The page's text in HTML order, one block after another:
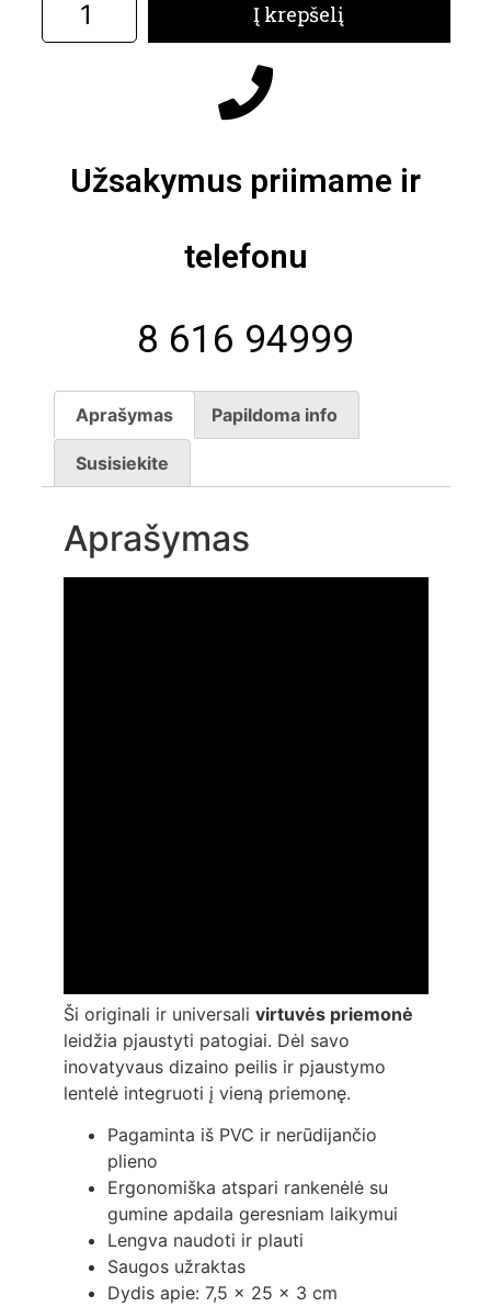
Į krepšelį
Užsakymus priimame ir
telefonu
8 616 94999
Aprašymas Papildoma info
Susisiekite
Aprašymas
Ši originali ir universali virtuvės priemonė
leidžia pjaustyti patogiai. Dėl savo
inovatyvaus dizaino peilis ir pjaustymo
lentelė integruoti į vieną priemonę.
Pagaminta iš PVC ir nerūdijančio
plieno
Ergonomiška atspari rankenėlė su
gumine apdaila geresniam laikymui
Lengva naudoti ir plauti
Saugos užraktas
Dydis apie: 7,5 x 25 x 3 cm